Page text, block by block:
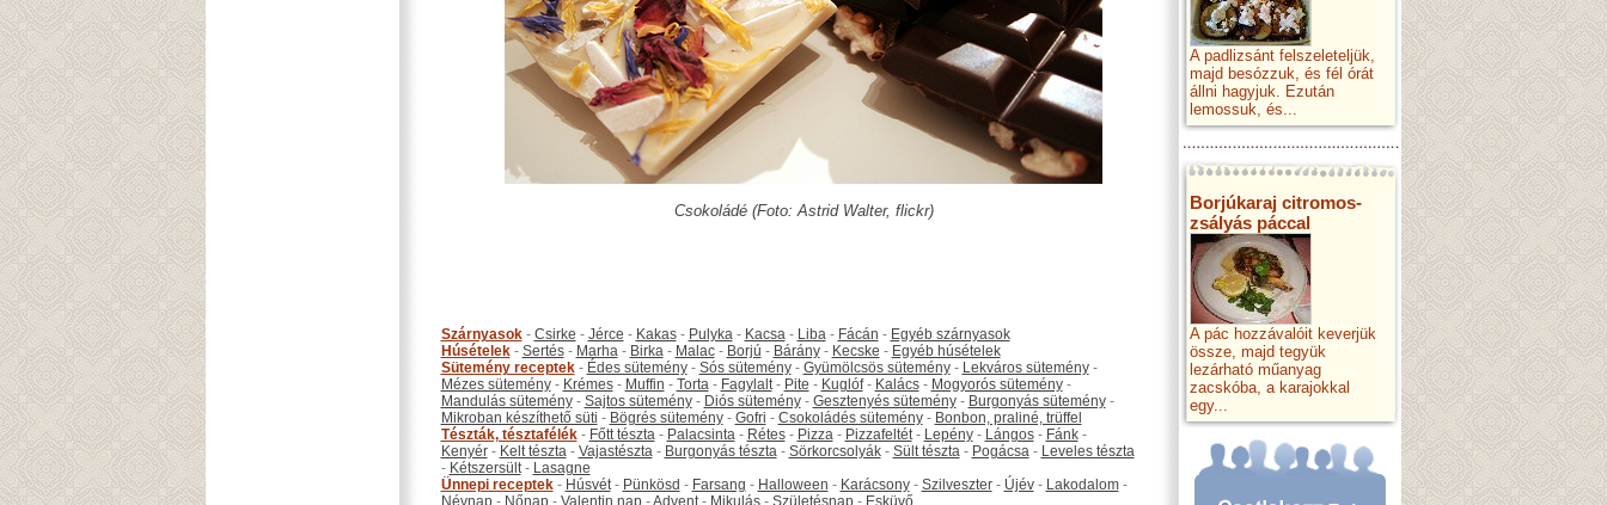
Csokoládé (Foto: Astrid Walter, flickr)
Szárnyasok- Csirke - Jérce - Kakas- Pulyka- Kacsa- Liba- Fácán - Egyéb szárnyasok
Húsételek- Sertés- Marha- Birka- Malac- Borjú - Bárány- Kecske - Egyéb húsételek
Sütemény receptek- Édes sütemény- Sós sütemény- Gyümölcsös sütemény- Lekváros sütemény-
Mézes sütemény- Krémes- Muffin - Torta- Fagylalt- Pite - Kuglóf- Kalács- Mogyorós sütemény-
Mandulás sütemény- Sajtos sütemény- Diós sütemény- Gesztenyés sütemény- Burgonyás sütemény-
Mikroban készíthető süti - Bögrés sütemény- Gofri - Csokoládés sütemény- Bonbon, praliné, trüffel
Tészták, tésztafélék- Főtt tészta- Palacsinta- Rétes- Pizza- Pizzafeltét- Lepény- Lángos- Fánk-
Kenyér- Kelt tészta- Vajastészta- Burgonyás tészta- Sörkorcsolyák- Sült tészta- Pogácsa- Leveles tészta
- Kétszersült- Lasagne
Ünnepi receptek- Húsvét- Pünkösd - Farsang - Halloween - Karácsony- Szilveszter- Újév- Lakodalom-
Névnap- Nőnap- Valentin nap-Advent- Mikulás- Születésnap- Esküvő
A padlizsánt felszeleteljük,
majd besózzuk, és fél órát
állni hagyjuk. Ezután
lemossuk, és...
Borjúkaraj citromos-
zsályás páccal
A pác hozzávalóit keverjük
össze, majd tegyük
lezárható műanyag
zacskóba, a karajokkal
egy...